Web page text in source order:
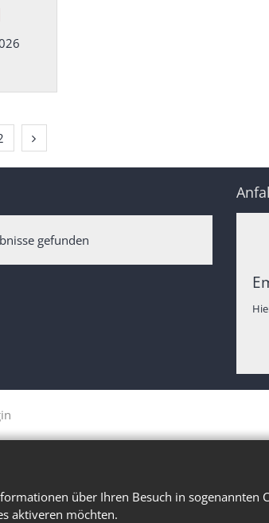
über Ihren Besuch in sogenannten
aktiveren möchten.
Nächste Seite
gefunden